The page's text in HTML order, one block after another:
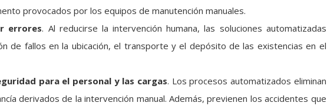
provocados por los equipos de manutención manuales.
errores. Al reducirse la intervención humana, las soluciones automatizadas
de fallos en la ubicación, el transporte y el depósito de las existencias en el
para el personal y las cargas. Los procesos automatizados eliminan
derivados de la intervención manual. Además, previenen los accidentes que